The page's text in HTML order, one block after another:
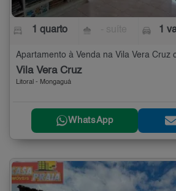
1 quarto 1
Apartamento à Venda na Vila Vera Cruz
Vila Vera Cruz
Litoral - Mongaguá
WhatsApp